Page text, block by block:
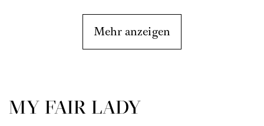
Mehr anzeigen
MY FAIR LADY